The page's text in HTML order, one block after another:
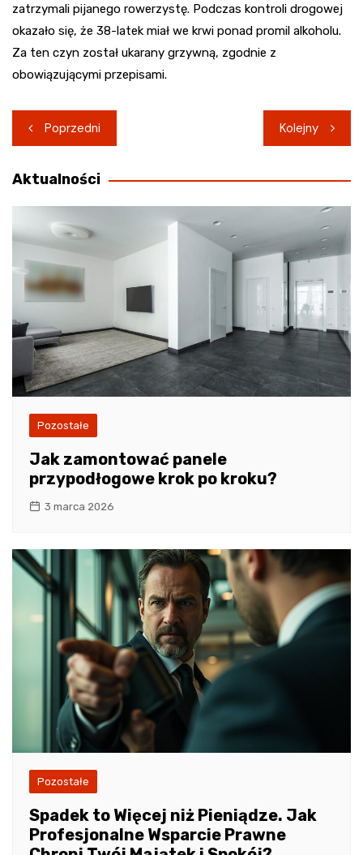
zatrzymali pijanego rowerzystę. Podczas kontroli drogowej
okazało się, że 38-latek miał we krwi ponad promil alkoholu.
Za ten czyn został ukarany grzywną, zgodnie z
obowiązującymi przepisami.
Nawigacja
wpisu
Poprzedni Kolejny
Aktualności
Pozostałe
Jak zamontować panele
przypodłogowe krok po kroku?
3 marca 2026
Pozostałe
Spadek to Więcej niż Pieniądze. Jak
Profesjonalne Wsparcie Prawne